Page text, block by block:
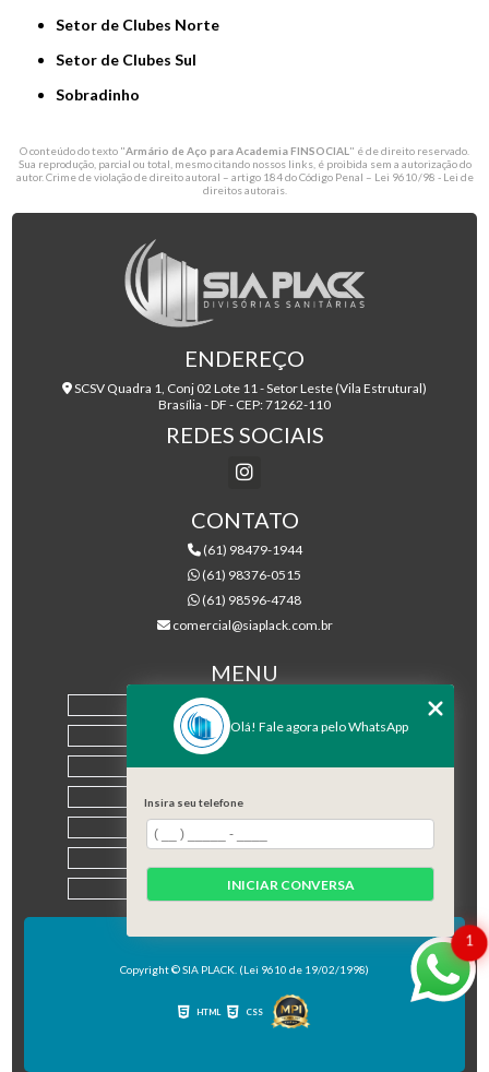
Setor de Clubes Norte
Setor de Clubes Sul
Sobradinho
O conteúdo do texto "Armário de Aço para Academia FINSOCIAL " é de direito reservado.
Sua reprodução, parcial ou total, mesmo citando nossos links, é proibida sem a autorização do
autor. Crime de violação de direito autoral – artigo 184 do Código Penal – Lei 9610/98 - Lei de
direitos autorais.
ENDEREÇO
SCSV Quadra 1, Conj 02 Lote 11 - Setor Leste (Vila Estrutural)
Brasília - DF - CEP: 71262-110
REDES SOCIAIS
CONTATO
(61) 98479-1944
(61) 98376-0515
(61) 98596-4748
comercial@siaplack.com.br
MENU
EMPRESA
PRODUTOS
MAPA DO SITE
Copyright © SIA PLACK. (Lei 9610 de 19/02/1998)
HTML CSS
1
Olá! Fale agora pelo WhatsApp
Insira seu telefone
INICIAR CONVERSA